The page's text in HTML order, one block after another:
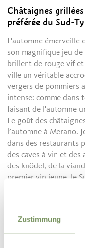
Zustimmung
Châtaignes
préférée du Sud-
L'automne émerveille
son magnifique jeu de
brillent de rouge vif et
ville un véritable
vergers de pommiers
intense: comme dans
faisant de l'automne
Le goût des
l’automne à Merano.
dans des restaurants
des caves à vin et
des knödel, de la
premier vin jeune, le
atmosphère
"Törggelen" une